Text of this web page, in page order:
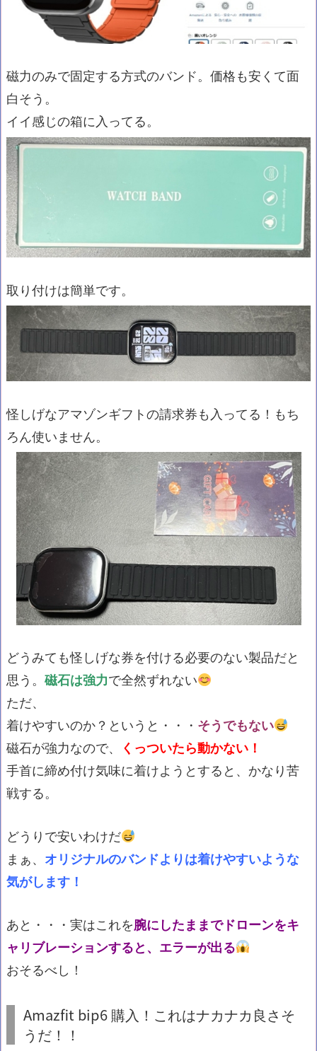
磁力のみで固定する方式のバンド。価格も安くて面
白そう。
イイ感じの箱に入ってる。
取り付けは簡単です。
怪しげなアマゾンギフトの請求券も入ってる！もち
ろん使いません。
どうみても怪しげな券を付ける必要のない製品だと
思う。 磁石は強力で全然ずれない
ただ、
着けやすいのか？というと・・・ そうでもない
磁石が強力なので、
くっついたら動かない！
手首に締め付け気味に着けようとすると、かなり苦
戦する。
どうりで安いわけだ
まぁ、 オリジナルのバンドよりは着けやすいような
気がします！
あと・・・実はこれを腕にしたままでドローンをキ
ャリブレーションすると、エラーが出る
おそるべし！
Amazfit bip6 購入！これはナカナカ良さそ
うだ！！